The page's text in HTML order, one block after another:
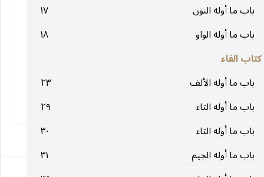
باب ما أوله النون
١٧
باب ما أوله الواو
١٨
كتاب الفاء
باب ما أوله الألف
٢٣
باب ما أوله التاء
٢٩
باب ما أوله الثاء
٣٠
باب ما أوله الجيم
٣١